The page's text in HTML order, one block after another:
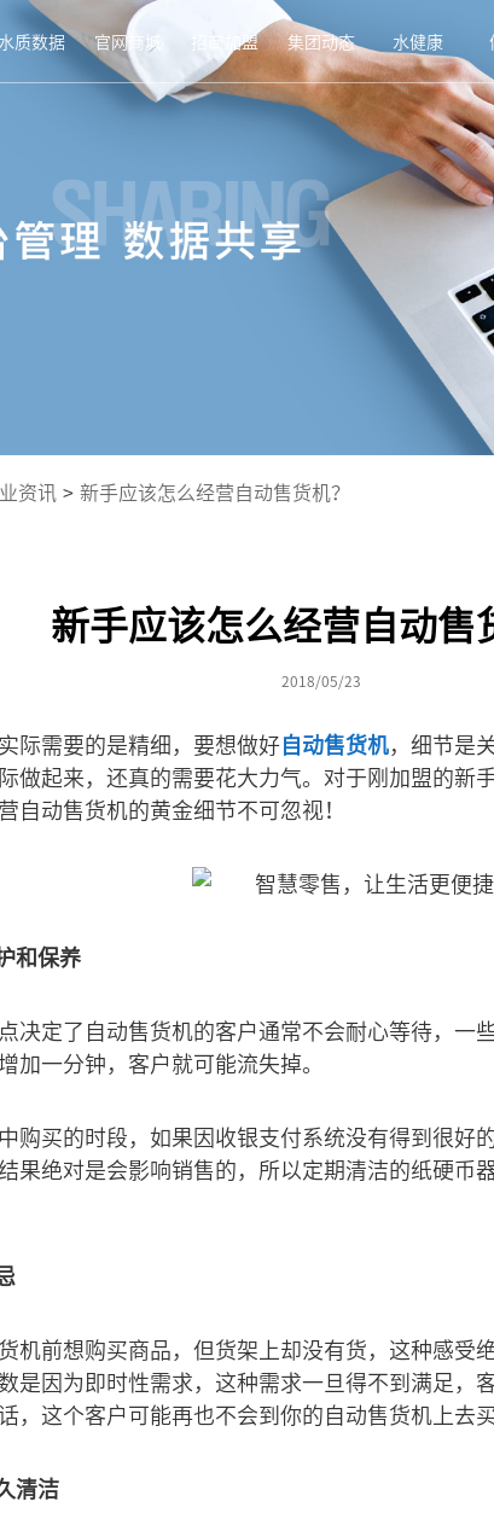
水质数据 官网商城 招商加盟 集团动态 水健康
资讯 > 新手应该怎么经营自动售货机？
新手应该怎么经营自动售
2018/05/23
际需要的是精细，要想做好自动售货机，细节是
做起来，还真的需要花大力气。对于刚加盟的新
自动售货机的黄金细节不可忽视！
和保养
决定了自动售货机的客户通常不会耐心等待，一
加一分钟，客户就可能流失掉。
购买的时段，如果因收银支付系统没有得到很好
果绝对是会影响销售的，所以定期清洁的纸硬币
机前想购买商品，但货架上却没有货，这种感受
是因为即时性需求，这种需求一旦得不到满足，
，这个客户可能再也不会到你的自动售货机上去买
清洁